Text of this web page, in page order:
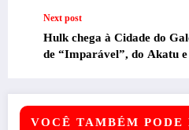
Next post
Hulk chega à Cidade do
de “Imparável”, do Akatu e
VOCÊ TAMBÉM PODE